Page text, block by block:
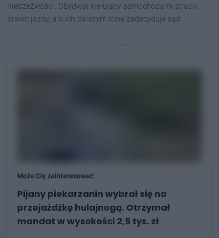
nietrzeźwości. Obydwaj kierujący samochodami stracili
prawo jazdy, a o ich dalszym losie zadecyduje sąd.
Może Cię zainteresować:
Pijany piekarzanin wybrał się na
przejażdżkę hulajnogą. Otrzymał
mandat w wysokości 2,5 tys. zł